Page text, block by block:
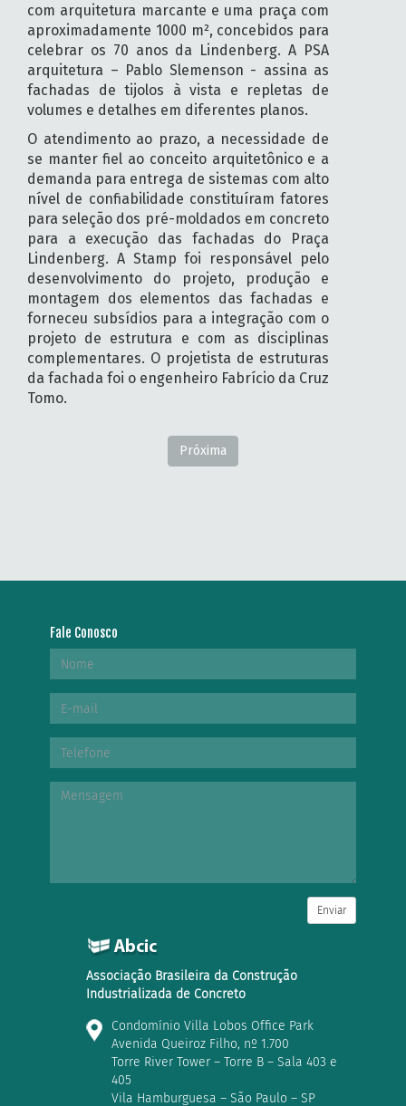
com arquitetura marcante e uma praça com
aproximadamente 1000 m², concebidos para
celebrar os 70 anos da Lindenberg. A PSA
arquitetura – Pablo Slemenson - assina as
fachadas de tijolos à vista e repletas de
volumes e detalhes em diferentes planos.
O atendimento ao prazo, a necessidade de
se manter fiel ao conceito arquitetônico e a
demanda para entrega de sistemas com alto
nível de confiabilidade constituíram fatores
para seleção dos pré-moldados em concreto
para a execução das fachadas do Praça
Lindenberg. A Stamp foi responsável pelo
desenvolvimento do projeto, produção e
montagem dos elementos das fachadas e
forneceu subsídios para a integração com o
projeto de estrutura e com as disciplinas
complementares. O projetista de estruturas
da fachada foi o engenheiro Fabrício da Cruz
Tomo.
Próxima
Fale Conosco
Enviar
Associação Brasileira da Construção
Industrializada de Concreto
Condomínio Villa Lobos Office Park
Avenida Queiroz Filho, nº 1.700
Torre River Tower – Torre B – Sala 403 e
405
Vila Hamburguesa – São Paulo – SP